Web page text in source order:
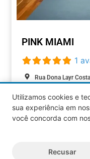
PINK MIAMI
1
Rua Dona Layr
EVENTOS
reservados.
Utilizamos cookies e
sua experiência em
você concorda com
Recusar